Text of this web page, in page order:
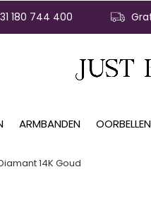
ARMBANDEN OORBELLEN
180 744 400
14K Goud